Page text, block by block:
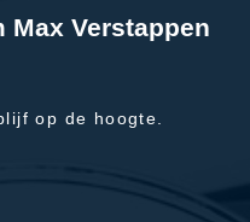
Max Verstappen
op de hoogte.